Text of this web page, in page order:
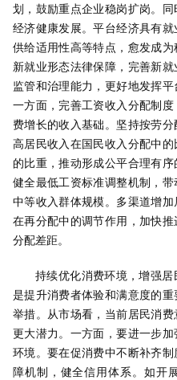
划，鼓励重点企业稳岗扩岗。
经济健康发展。平台经济具有
供给适用性高等特点，愈发成
新就业形态法律保障，完善新
监管和治理能力，更好地发挥
一方面，完善工资收入分配制
费增长的收入基础。坚持按劳
高居民收入在国民收入分配中
的比重，推动形成公平合理有序
健全最低工资标准调整机制，
中等收入群体规模。多渠道增
在再分配中的调节作用，加快
分配差距。
持续优化消费环境，增强
是提升消费者体验和满意度的
举措。从市场看，当前居民消
更大潜力。一方面，要进一步
环境。要在促消费中不断补齐
障机制，健全信用体系。如开